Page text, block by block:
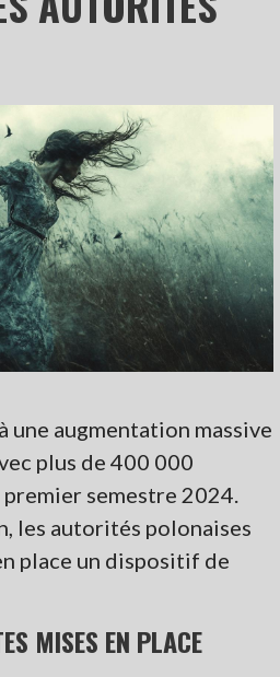
une augmentation massive
plus de 400 000
semestre 2024.
les autorités polonaises
place un dispositif de
MISES EN PLACE